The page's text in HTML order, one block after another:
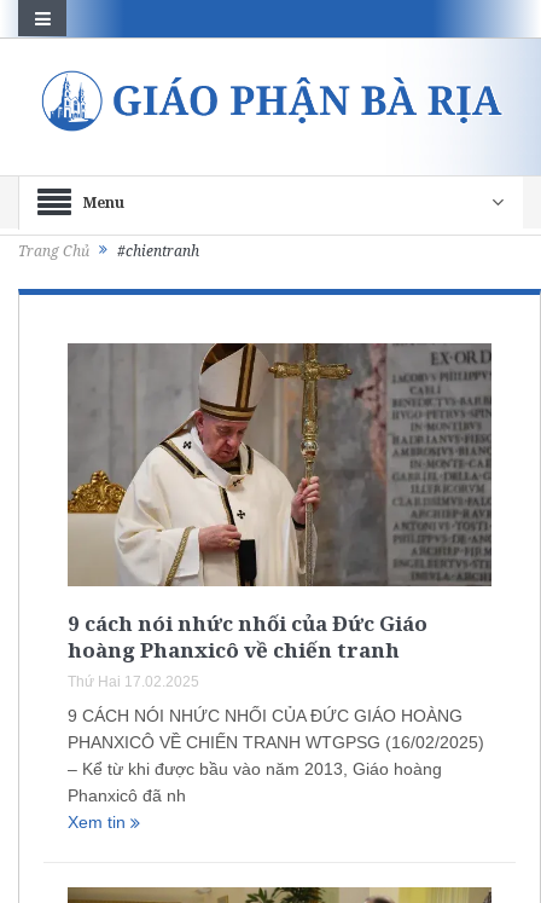
Menu
Trang Chủ #chientranh
9 cách nói nhức nhối của Đức Giáo
hoàng Phanxicô về chiến tranh
Thứ Hai 17.02.2025
9 CÁCH NÓI NHỨC NHỐI CỦA ĐỨC GIÁO HOÀNG
PHANXICÔ VỀ CHIẾN TRANH WTGPSG (16/02/2025)
– Kể từ khi được bầu vào năm 2013, Giáo hoàng
Phanxicô đã nh
Xem tin